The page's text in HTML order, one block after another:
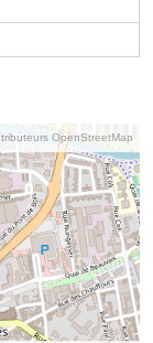
OpenStreetMap